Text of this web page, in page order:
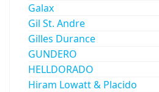
Galax
Gil St. Andre
Gilles Durance
GUNDERO
HELLDORADO
Hiram Lowatt & Placido